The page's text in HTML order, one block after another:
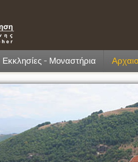
Εκκλησίες - Μοναστήρια